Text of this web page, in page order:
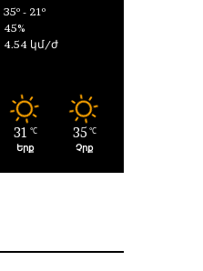
35º - 21º
45%
4.54 կմ/ժ
31 ℃
Երք
35 ℃
Չրք